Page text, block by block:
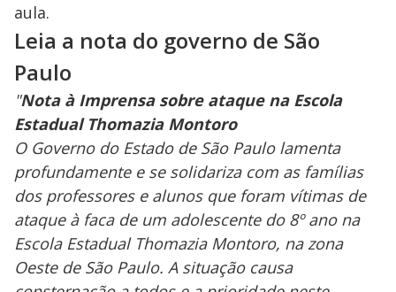
aula.
Leia a nota do governo de São
Paulo
"Nota à Imprensa sobre ataque na Escola
Estadual Thomazia Montoro
O Governo do Estado de São Paulo lamenta
profundamente e se solidariza com as famílias
dos professores e alunos que foram vítimas de
ataque à faca de um adolescente do 8º ano na
Escola Estadual Thomazia Montoro, na zona
Oeste de São Paulo. A situação causa